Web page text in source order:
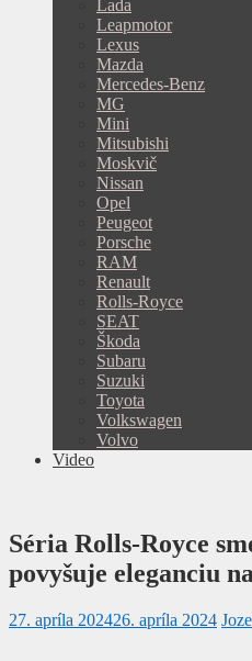
Lada
Leapmotor
Lexus
Mazda
Mercedes-Benz
MG
Mini
Mitsubishi
Moskvič
Nissan
Opel
Peugeot
Porsche
RAM
Renault
Rolls-Royce
SEAT
Škoda
Subaru
Suzuki
Toyota
Volkswagen
Volvo
Video
Séria Rolls-Royce
povyšuje eleganciu
27. apríla 202426. apríla 2024